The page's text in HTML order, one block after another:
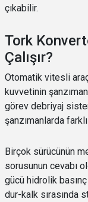
çıkabilir.
Tork
Çalışır?
Otomatik vitesli
kuvvetinin
görev debriyaj
şanzımanlarda
Birçok sürücünün
sorusunun cevabı
gücü hidrolik basınç
dur-kalk sırasında